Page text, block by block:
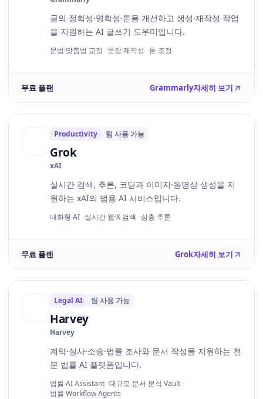
글의 정확성·명확성·톤을 개선하고 생성·재작성 작업
을 지원하는 AI 글쓰기 도우미입니다.
문법·맞춤법 교정 문장 재작성 톤 조정
무료 플랜 Grammarly자세히 보기
Productivity 팀 사용 가능
Grok
xAI
실시간 검색, 추론, 코딩과 이미지·동영상 생성을 지
원하는 xAI의 범용 AI 서비스입니다.
대화형 AI 실시간 웹·X 검색 심층 추론
무료 플랜 Grok자세히 보기
Legal AI 팀 사용 가능
Harvey
Harvey
계약·실사·소송·법률 조사와 문서 작성을 지원하는 전
문 법률 AI 플랫폼입니다.
법률 AI Assistant 대규모 문서 분석 Vault
법률 Workflow Agents